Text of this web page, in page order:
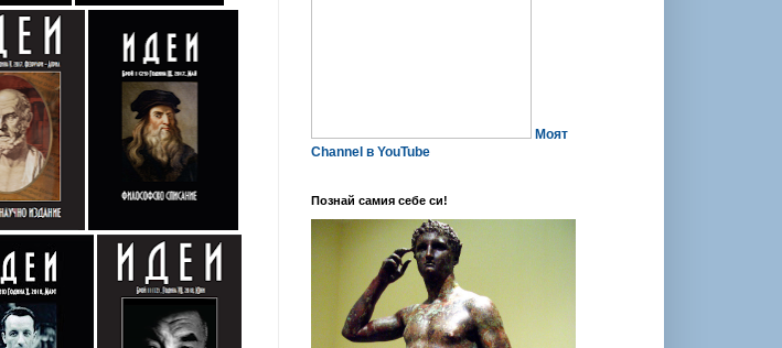
Моят
Channel в YouTube
Познай самия себе си!